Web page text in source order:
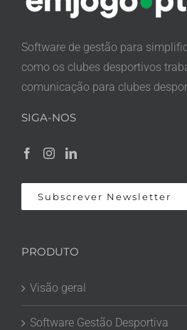
Software de gestão para
como os clubes desportivos
comunicação para clubes
SIGA-NOS
Subscrever Newsletter
PRODUTO
Visão geral
Software Gestão Desportiva